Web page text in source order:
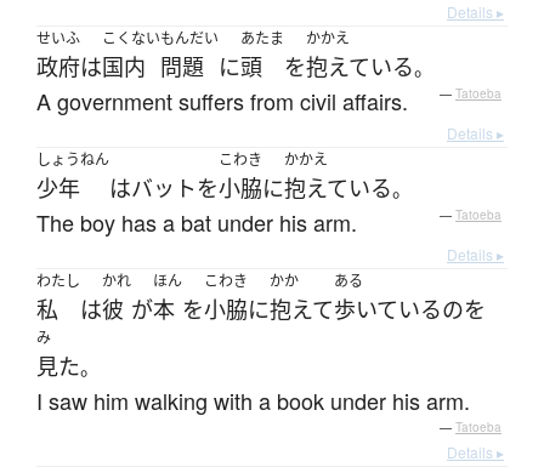
Details ▸
せいふ
政府は
こくない
国内
もんだい
問題 に
あたま
頭 を
かかえ
抱えている。
A government suffers from civil affairs. — Tatoeba
Details ▸
しょうねん
少年 はバット を
こわき
小脇に
かかえ
抱えている。
The boy has a bat under his arm. — Tatoeba
Details ▸
わたし
私 は
かれ
彼 が
ほん
本 を
こわき
小脇に
かか
抱えて
ある
歩いているのを
み
見た。
I saw him walking with a book under his arm.
— Tatoeba
Details ▸